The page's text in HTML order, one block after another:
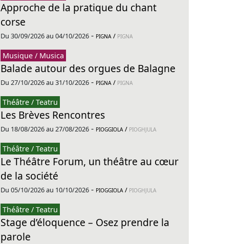
Approche de la pratique du chant
corse
Du 30/09/2026 au 04/10/2026 - PIGNA / PIGNA
Musique / Musica
Balade autour des orgues de Balagne
Du 27/10/2026 au 31/10/2026 - PIGNA / PIGNA
Théâtre / Teatru
Les Brèves Rencontres
Du 18/08/2026 au 27/08/2026 - PIOGGIOLA / PIOGHJULA
Théâtre / Teatru
Le Théâtre Forum, un théâtre au cœur
de la société
Du 05/10/2026 au 10/10/2026 - PIOGGIOLA / PIOGHJULA
Théâtre / Teatru
Stage d’éloquence – Osez prendre la
parole